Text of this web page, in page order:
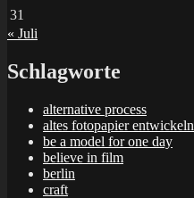
31
« Juli
Schlagworte
alternative process
altes fotopapier entwickeln
be a model for one day
believe in film
berlin
craft